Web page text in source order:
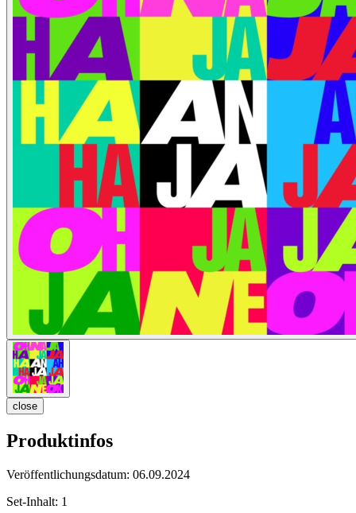
close
Produktinfos
Veröffentlichungsdatum: 06.09.2024
Set-Inhalt: 1